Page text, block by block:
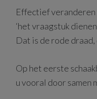
Effectief veranderen
‘het vraagstuk
Dat is de rode
Op het eerste
u vooral door samen